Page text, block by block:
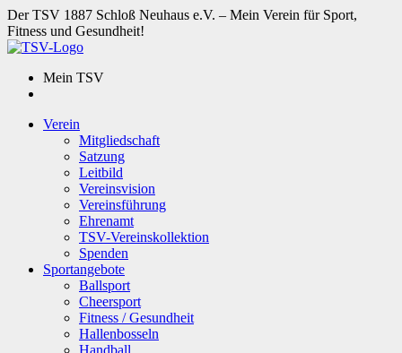
Der TSV 1887 Schloß Neuhaus e.V. – Mein Verein für Sport,
Fitness und Gesundheit!
Mein TSV
Verein
Mitgliedschaft
Satzung
Leitbild
Vereinsvision
Vereinsführung
Ehrenamt
TSV-Vereinskollektion
Spenden
Sportangebote
Ballsport
Cheersport
Fitness / Gesundheit
Hallenbosseln
Handball